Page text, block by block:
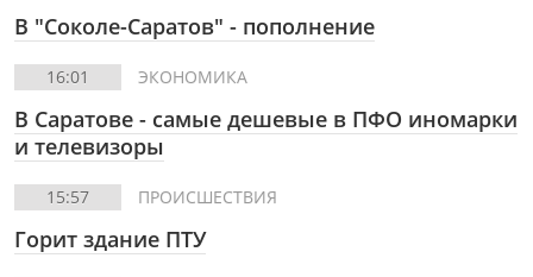
В "Соколе-Саратов" - пополнение
16:01 ЭКОНОМИКА
В Саратове - самые дешевые в ПФО иномарки
и телевизоры
15:57 ПРОИСШЕСТВИЯ
Горит здание ПТУ